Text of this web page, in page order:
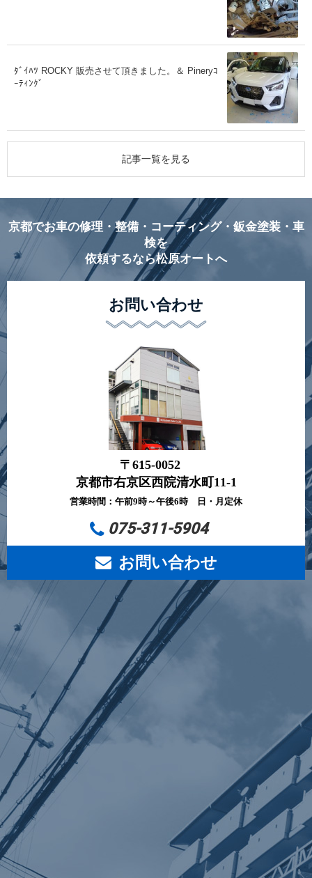
ﾀﾞｲﾊﾂ ROCKY 販売させて頂きました。＆ Pineryｺ
ｰﾃｨﾝｸﾞ
記事一覧を見る
京都でお車の修理・整備・コーティング・鈑金塗装・車
検を
依頼するなら松原オートへ
お問い合わせ
〒615-0052
京都市右京区西院清水町11-1
営業時間：午前9時～午後6時 日・月定休
075-311-5904
お問い合わせ